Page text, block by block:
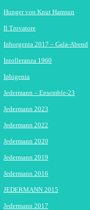
Hunger von Knut Hamsun
Il Trovatore
Inhorgenta 2017 – Gala-Abend
Intolleranza 1960
Iphigenia
Jedermann – Ensemble-23
Jedermann 2023
Jedermann 2022
Jedermann 2020
Jedermann 2019
Jedermann 2016
JEDERMANN 2015
Jedermann 2017